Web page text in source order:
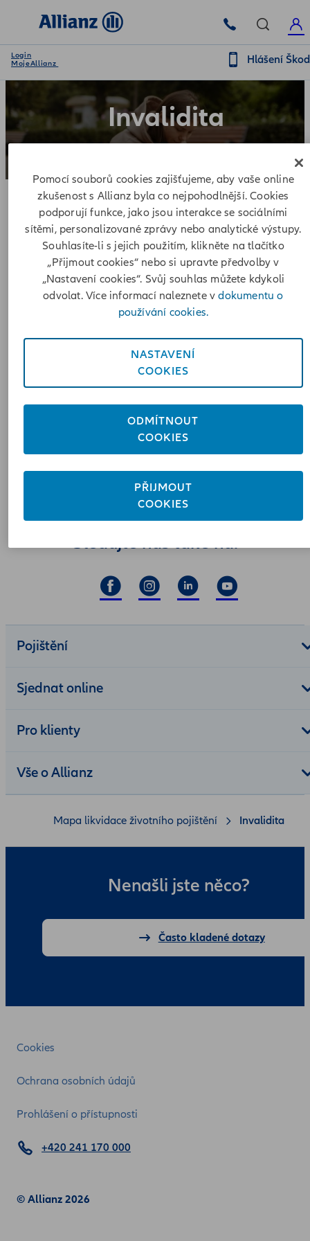
Login
MojeAllianz
Hlášení
Invalidita
Krok 1 - Hlášení škody
Krok 2 - Doložení dokumentů
Krok 3 - Vyrozumívací dopis a plnění
Krok 4 - Ohodnoťte naše služby
Sledujte nás také na:
Pojištění
Sjednat online
Pro klienty
Vše o Allianz
Nenašli jste něco?
Často kladené dotazy
Cookies
Ochrana osobních údajů
Prohlášení o přístupnosti
© Allianz 2026
+420 241 170 000
Mapa likvidace životního pojištění Invalidita
Pomocí souborů cookies zajišťujeme, aby vaše online
zkušenost s Allianz byla co nejpohodlnější. Cookies
podporují funkce, jako jsou interakce se sociálními
sítěmi, personalizované zprávy nebo analytické výstupy.
Souhlasíte-li s jejich použitím, klikněte na tlačítko
„Přijmout cookies“ nebo si upravte předvolby v
„Nastavení cookies“. Svůj souhlas můžete kdykoli
odvolat. Více informací naleznete vdokumentu o
používání cookies.
NASTAVENÍ
COOKIES
ODMÍTNOUT
COOKIES
PŘIJMOUT
COOKIES